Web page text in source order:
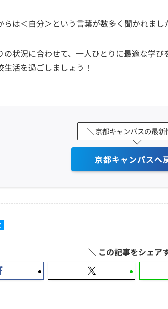
らは＜自分＞という言葉が数多く聞かれまし
の状況に合わせて、一人ひとりに最適な学び
生活を過ごしましょう！
＼ 京都キャンパスの最新
京都キャンパスへ